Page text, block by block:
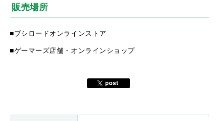
販売場所
■ブシロードオンラインストア
■ゲーマーズ店舗・オンラインショップ